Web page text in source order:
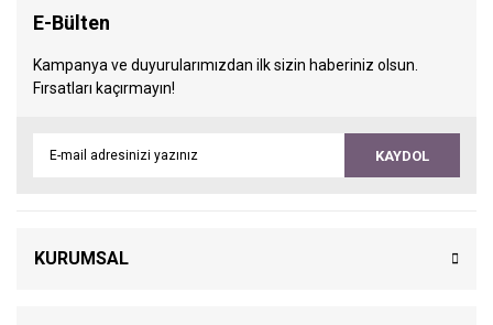
E-Bülten
Kampanya ve duyurularımızdan ilk sizin haberiniz olsun.
Fırsatları kaçırmayın!
KAYDOL
KURUMSAL